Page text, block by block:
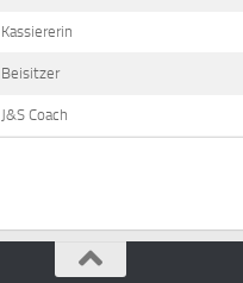
Kassiererin
Beisitzer
J&S Coach